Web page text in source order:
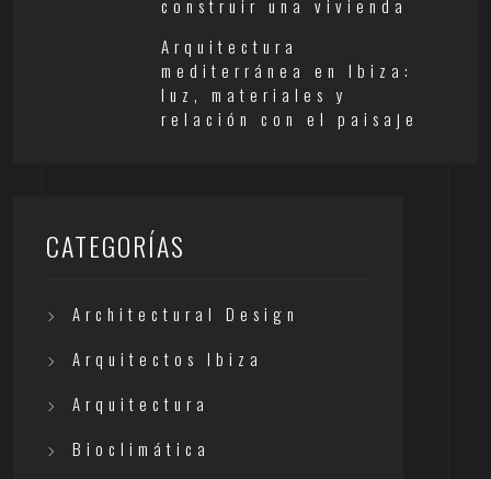
construir una vivienda
Arquitectura
mediterránea en Ibiza:
luz, materiales y
relación con el paisaje
CATEGORÍAS
Architectural Design
Arquitectos Ibiza
Arquitectura
Bioclimática